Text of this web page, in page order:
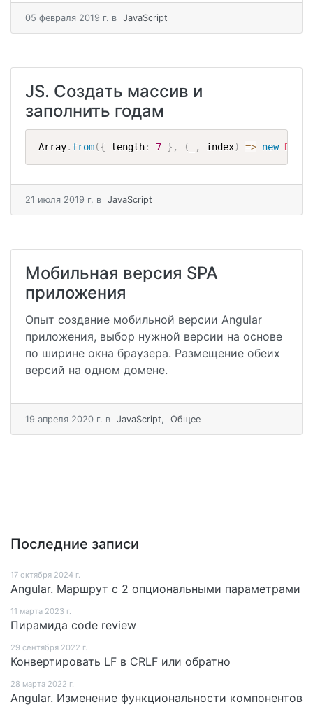
Последние записи
17 октября 2024 г.
Angular. Маршрут c 2 опциональными параметрами
11 мартa 2023 г.
Пирамида code review
29 сентября 2022 г.
Конвертировать LF в CRLF или обратно
28 мартa 2022 г.
Angular. Изменение функциональности компонентов
05 февраля 2019 г. в JavaScript
JS. Создать массив и
заполнить годам
Array. from({ length: 7 } , ( , index) => new Date
21 июля 2019 г. в JavaScript
Мобильная версия SPA
приложения
Опыт создание мобильной версии Angular
приложения, выбор нужной версии на основе
по ширине окна браузера. Размещение обеих
версий на одном домене.
19 апреля 2020 г. в JavaScript, Общее